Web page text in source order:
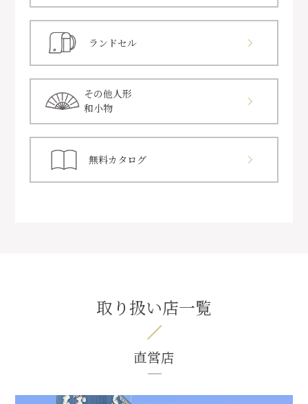
ランドセル
その他人形
和小物
無料カタログ
取り扱い店一覧
直営店